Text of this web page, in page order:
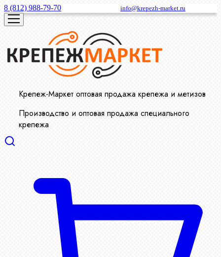
8 (812) 988-79-70 info@krepezh-market.ru
Крепеж-Маркет оптовая продажа крепежа и метизов
Производство и оптовая продажа специального
крепежа